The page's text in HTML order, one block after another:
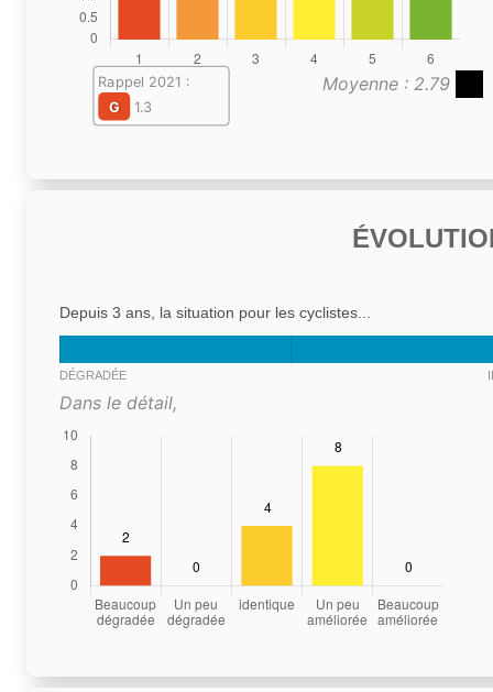
Moyenne : 2.79
Rappel 2021 :
G
1.3
Depuis 3 ans, la situation pour les cyclistes...
DÉGRADÉE
Dans le détail,